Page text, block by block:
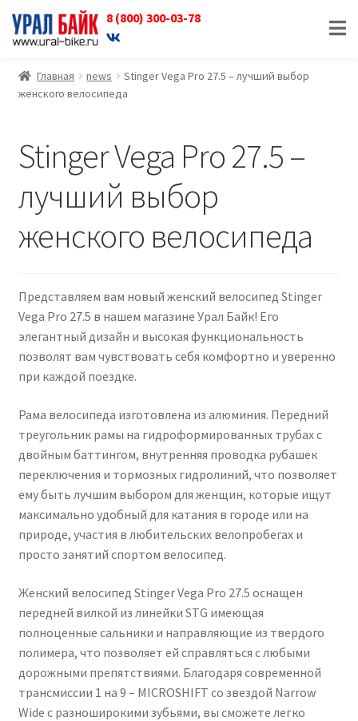
8 (800) 300-03-78
Перейти
к
навигации
Перейти
к
содержимому
Главная news
Stinger Vega Pro 27.5 – лучший выбор
женского велосипеда
Stinger Vega Pro 27.5 –
лучший выбор
женского велосипеда
Представляем вам новый женский велосипед Stinger
Vega Pro 27.5 в нашем магазине Урал Байк! Его
элегантный дизайн и высокая функциональность
позволят вам чувствовать себя комфортно и уверенно
при каждой поездке.
Рама велосипеда изготовлена из алюминия. Передний
треугольник рамы на гидроформированных трубах с
двойным баттингом, внутренняя проводка рубашек
переключения и тормозных гидролиний, что позволяет
ему быть лучшим выбором для женщин, которые ищут
максимально удобный для катания в городе или на
природе, участия в любительских велопробегах и
просто занятий спортом велосипед.
Женский велосипед Stinger Vega Pro 27.5 оснащен
передней вилкой из линейки STG имеющая
полноценные сальники и направляющие из твердого
полимера, что позволяет ей справляться с любыми
дорожными препятствиями. Благодаря современной
трансмиссии 1 на 9 – MICROSHIFT со звездой Narrow
Wide с разноширокими зубьями, вы сможете легко